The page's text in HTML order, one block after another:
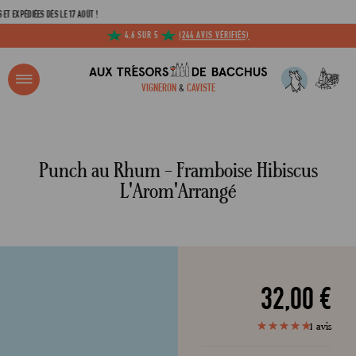
DÈS LE 17 AOÛT !
4,6 SUR 5
(244 AVIS VÉRIFIÉS)
VIGNERON& CAVISTE
Mot de passe
?
Punch au Rhum - Framboise Hibiscus
L'Arom'Arrangé
32,00 €
1 avis